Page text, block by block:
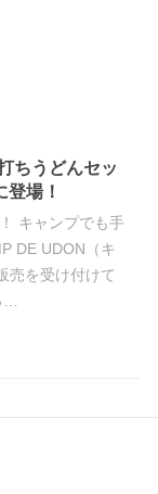
ちうどんセッ
場！
キャンプでも手
DE UDON（キ
売を受け付けて